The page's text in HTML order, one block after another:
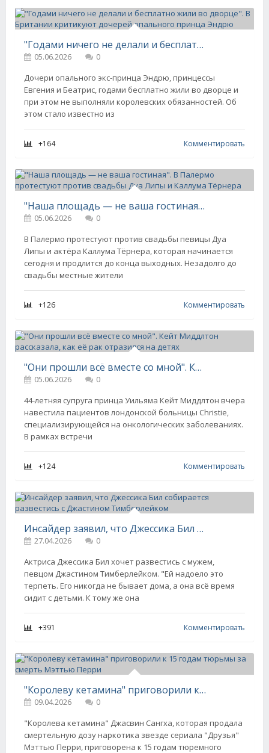
"Годами ничего не делали и бесплатно жили во дворце". В Британии критикуют дочерей опального принца Эндрю
05.06.2026
0
Дочери опального экс-принца Эндрю, принцессы
Евгения и Беатрис, годами бесплатно жили во дворце и
при этом не выполняли королевских обязанностей. Об
этом стало известно из
+164 Комментировать
"Наша площадь — не ваша гостиная". В Палермо протестуют против свадьбы Дуа Липы и Каллума Тёрнера
05.06.2026
0
В Палермо протестуют против свадьбы певицы Дуа
Липы и актёра Каллума Тёрнера, которая начинается
сегодня и продлится до конца выходных. Незадолго до
свадьбы местные жители
+126 Комментировать
"Они прошли всё вместе со мной". Кейт Миддлтон рассказала, как её рак отразился на детях
05.06.2026
0
44-летняя супруга принца Уильяма Кейт Миддлтон вчера
навестила пациентов лондонской больницы Christie,
специализирующейся на онкологических заболеваниях.
В рамках встречи
+124 Комментировать
Инсайдер заявил, что Джессика Бил собирается развестись с Джастином Тимберлейком
27.04.2026
0
Актриса Джессика Бил хочет развестись с мужем,
певцом Джастином Тимберлейком. "Ей надоело это
терпеть. Его никогда не бывает дома, а она всё время
сидит с детьми. К тому же она
+391 Комментировать
"Королеву кетамина" приговорили к 15 годам тюрьмы за смерть Мэттью Перри
09.04.2026
0
"Королева кетамина" Джасвин Сангха, которая продала
смертельную дозу наркотика звезде сериала "Друзья"
Мэттью Перри, приговорена к 15 годам тюремного